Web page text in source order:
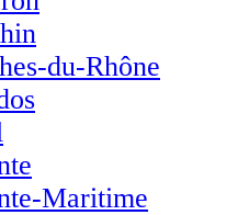
du-Rhône
Maritime